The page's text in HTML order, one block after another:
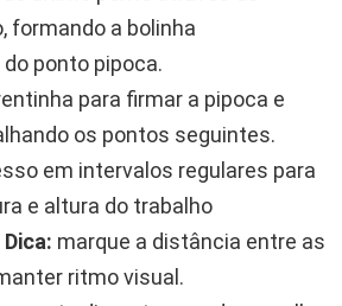
formando a bolinha
ponto pipoca.
para firmar a pipoca e
os pontos seguintes.
em intervalos regulares para
e altura do trabalho
Dica: marque a distância entre as
ritmo visual.